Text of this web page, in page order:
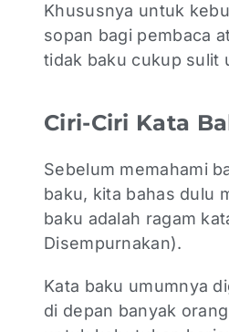
Khususnya untuk
sopan bagi pembaca
tidak baku cukup sulit
Ciri-Ciri Kata
Sebelum memahami
baku, kita bahas dulu
baku adalah ragam
Disempurnakan).
Kata baku umumnya
di depan banyak